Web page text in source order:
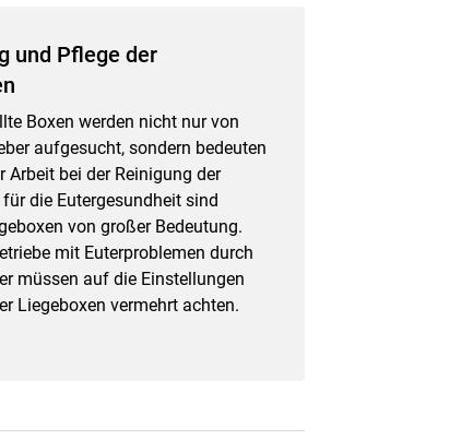
und Pflege der
Boxen werden nicht nur von
aufgesucht, sondern bedeuten
Arbeit bei der Reinigung der
die Eutergesundheit sind
von großer Bedeutung.
mit Euterproblemen durch
müssen auf die Einstellungen
Liegeboxen vermehrt achten.